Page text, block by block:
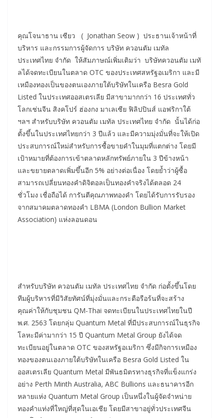
คุณโจนาธาน เซียว ( Jonathan Seow ) ประธานเจ้าหน้าที่
บริหาร และกรรมการผู้จัดการ บริษัท ควอนตัม เมทัล
ประเทศไทย จำกัด ให้สัมภาษณ์เพิ่มเติมว่า บริษัทควอนตัม เมทั
ลได้จดทะเบียนในตลาด OTC ของประเทศสหรัฐอเมริกา และมี
เหมืองทองเป็นของตนเองภายใต้บริษัทในเครือ Besra Gold
Listed ในประเทศออสเตรเลีย มีสาขามากกว่า 16 ประเทศทั่ว
โลกเช่นจีน สิงคโปร์ ฮ่องกง มาเลเซีย ฟิลิปปินส์ แอฟริกาใต้
ฯลฯ สำหรับบริษัท ควอนตัม เมทัล ประเทศไทย จำกัด นั้นได้ก่อ
ตั้งขึ้นในประเทศไทยกว่า 3 ปีแล้ว และมีความมุ่งมั่นที่จะให้เปิด
ประสบการณ์ใหม่สำหรับการซื้อขายคำในมุมที่แตกต่าง โดยมี
เป้าหมายที่ต้องการเข้าตลาดหลักทรัพย์ภายใน 3 ปีข้างหน้า
และขยายตลาดเพิ่มขึ้นอีก 5% อย่างต่อเนื่อง โดยย้ำว่าผู้ซื้อ
สามารถเปลี่ยนทองคำดิจิตอลเป็นทองคำจริงได้ตลอด 24
ชั่วโมง เชื่อถือได้ การันตีคุณภาพทองคำ โดยได้รับการรับรอง
จากสมาคมตลาดทองคำ LBMA (London Bullion Market
Association) แห่งลอนดอน
สำหรับบริษัท ควอนตัม เมทัล ประเทศไทย จำกัด ก่อตั้งขึ้นโดย
ทีมผู้บริหารที่มีวิสัยทัศน์ที่มุ่งมั่นและกระตือรือร้นที่จะสร้าง
คุณค่าให้กับชุมชน QM-Thai จดทะเบียนในประเทศไทยในปี
พ.ศ. 2563 โดยกลุ่ม Quantum Metal ที่มีประสบการณ์ในธุรกิจ
โลหะมีค่ามากว่า 15 ปี Quantum Metal Group ยังได้จด
ทะเบียนอยู่ในตลาด OTC ของสหรัฐอเมริกา ซึ่งมีกิจการเหมือง
ทองของตนเองภายใต้บริษัทในเครือ Besra Gold Listed ใน
ออสเตรเลีย Quantum Metal มีพันธมิตรทางธุรกิจที่แข็งแกร่ง
อย่าง Perth Minth Australia, ABC Bullions และธนาคารอีก
หลายแห่ง Quantum Metal Group เป็นหนึ่งในผู้จัดจำหน่าย
ทองคำแท่งที่ใหญ่ที่สุดในเอเชีย โดยมีสาขาอยู่ทั่วประเทศจีน